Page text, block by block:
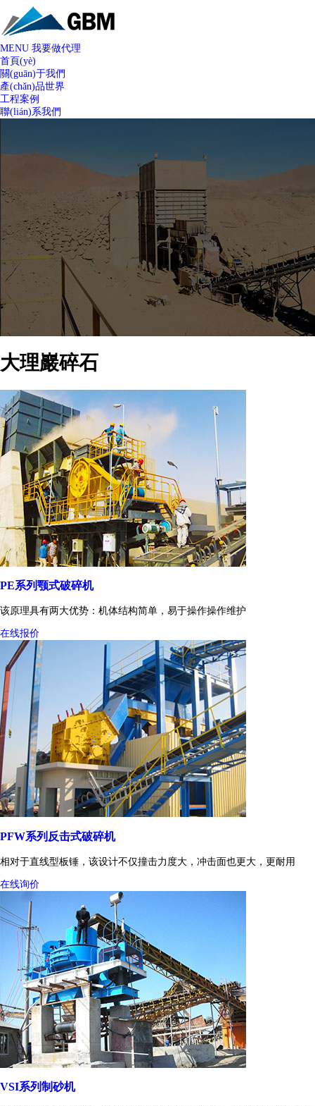
MENU 我要做代理
首頁(yè)
關(guān)于我們
產(chǎn)品世界
工程案例
聯(lián)系我們
大理巖碎石
PE系列颚式破碎机
该原理具有两大优势：机体结构简单，易于操作操作维护
在线报价
PFW系列反击式破碎机
相对于直线型板锤，该设计不仅撞击力度大，冲击面也更大，更耐用
在线询价
VSI系列制砂机